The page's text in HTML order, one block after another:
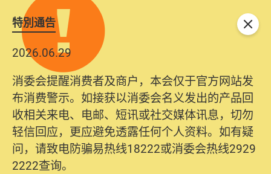
特別通告
2026.06.29
消委会提醒消费者及商户，本会仅于官方网站发
布消费警示。如接获以消委会名义发出的产品回
收相关来电、电邮、短讯或社交媒体讯息，切勿
轻信回应，更应避免透露任何个人资料。如有疑
问，请致电防骗易热线18222或消委会热线2929
2222查询。
关闭